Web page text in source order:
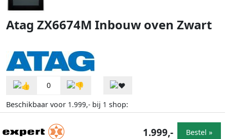
Atag ZX6674M Inbouw oven Zwart
0
Beschikbaar voor 1.999,- bij 1 shop:
1.999,- Bestel »